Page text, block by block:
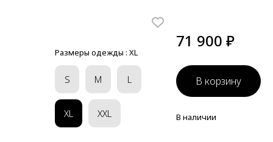
Размеры одежды : XL
S M L
XL XXL
71 900 ₽
В корзину
В наличии